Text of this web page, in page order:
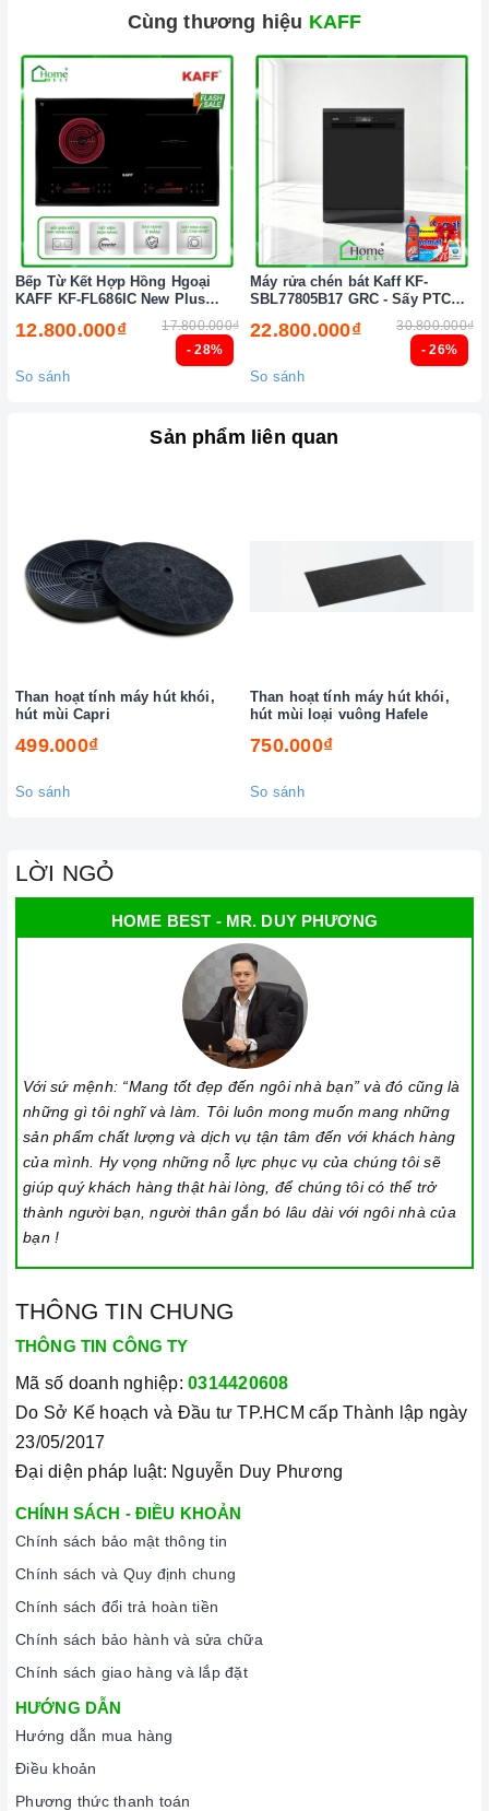
Cùng thương hiệu KAFF
- 28%
Bếp Từ Kết Hợp Hồng Hgoại
KAFF KF-FL686IC New Plus
12.800.000₫ 17.800.000₫
So sánh
- 26%
Máy rửa chén bát Kaff KF-
SBL77805B17 GRC - Sấy PTC
22.800.000₫ 30.800.000₫
So sánh
Sản phẩm liên quan
Than hoạt tính máy hút khói,
hút mùi Capri
499.000₫
So sánh
Than hoạt tính máy hút khói,
hút mùi loại vuông Hafele
750.000₫
So sánh
LỜI NGỎ
HOME BEST - MR. DUY PHƯƠNG
Với sứ mệnh: “Mang tốt đẹp đến ngôi nhà bạn” và đó cũng là
những gì tôi nghĩ và làm. Tôi luôn mong muốn mang những
sản phẩm chất lượng và dịch vụ tận tâm đến với khách hàng
của mình. Hy vọng những nỗ lực phục vụ của chúng tôi sẽ
giúp quý khách hàng thật hài lòng, để chúng tôi có thể trở
thành người bạn, người thân gắn bó lâu dài với ngôi nhà của
bạn !
THÔNG TIN CHUNG
THÔNG TIN CÔNG TY
Mã số doanh nghiệp: 0314420608
Do Sở Kế hoạch và Đầu tư TP.HCM cấp Thành lập ngày
23/05/2017
Đại diện pháp luật: Nguyễn Duy Phương
CHÍNH SÁCH - ĐIỀU KHOẢN
Chính sách bảo mật thông tin
Chính sách và Quy định chung
Chính sách đổi trả hoàn tiền
Chính sách bảo hành và sửa chữa
Chính sách giao hàng và lắp đặt
HƯỚNG DẪN
Hướng dẫn mua hàng
Điều khoản
Phương thức thanh toán